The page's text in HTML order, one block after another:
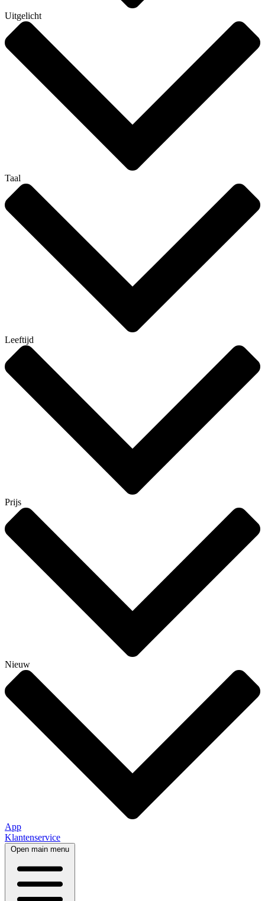
Uitgelicht
Taal
Leeftijd
Prijs
Nieuw
App
Klantenservice
Open main menu